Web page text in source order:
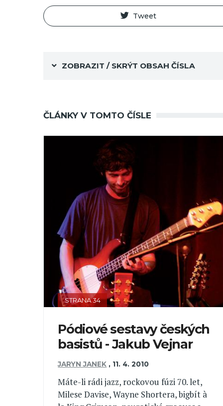
Tweet
ZOBRAZIT / SKRÝT OBSAH ČÍSLA
ČLÁNKY V TOMTO ČÍSLE
STRANA 34
Pódiové sestavy českých
basistů - Jakub Vejnar
JARYN JANEK , 11. 4. 2010
Máte-li rádi jazz, rockovou fúzi 70. let,
Milese Davise, Wayne Shortera, bigbít à